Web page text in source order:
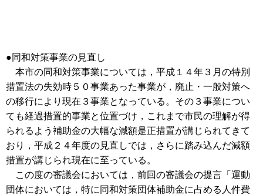
●同和対策事業の見直し
本市の同和対策事業については，平成１４年３月の特別
措置法の失効時５０事業あった事業が，廃止・一般対策へ
の移行により現在３事業となっている。その３事業につい
ても経過措置的事業と位置づけ，これまで市民の理解が得
られるよう補助金の大幅な減額是正措置が講じられてきて
おり，平成２４年度の見直しでは，さらに踏み込んだ減額
措置が講じられ現在に至っている。
この度の審議会においては，前回の審議会の提言「運動
団体においては，特に同和対策団体補助金に占める人件費